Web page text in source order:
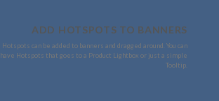
ADD HOTSPOTS TO BANNERS
Hotspots can be added to banners and dragged around. You can
have Hotspots that goes to a Product Lightbox or just a simple
Tooltip.